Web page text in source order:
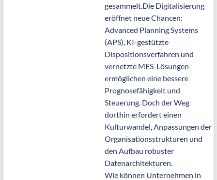
gesammelt.Die Digitalisierung
eröffnet neue Chancen:
Advanced Planning Systems
(APS), KI-gestützte
Dispositionsverfahren und
vernetzte MES-Lösungen
ermöglichen eine bessere
Prognosefähigkeit und
Steuerung. Doch der Weg
dorthin erfordert einen
Kulturwandel, Anpassungen der
Organisationsstrukturen und
den Aufbau robuster
Datenarchitekturen.
Wie können Unternehmen in